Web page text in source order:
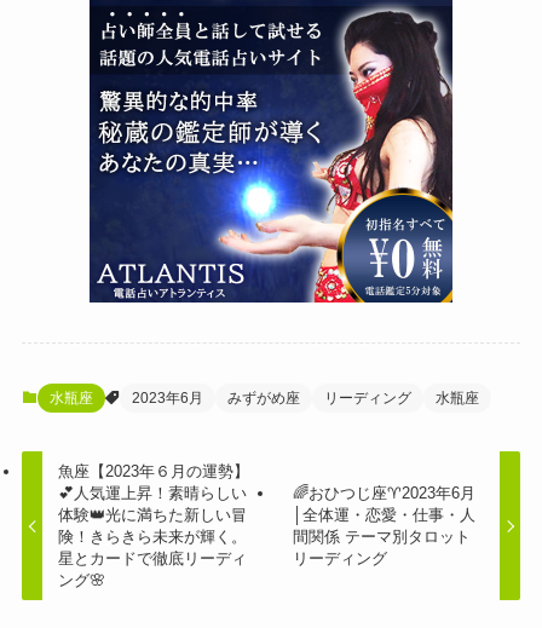
水瓶座 2023年6月 みずがめ座 リーディング 水瓶座
魚座【2023年６月の運勢】
💕人気運上昇！素晴らしい
体験👑光に満ちた新しい冒
険！きらきら未来が輝く。
星とカードで徹底リーディ
ング🌸
🌈おひつじ座♈2023年6月
│全体運・恋愛・仕事・人
間関係 テーマ別タロット
リーディング